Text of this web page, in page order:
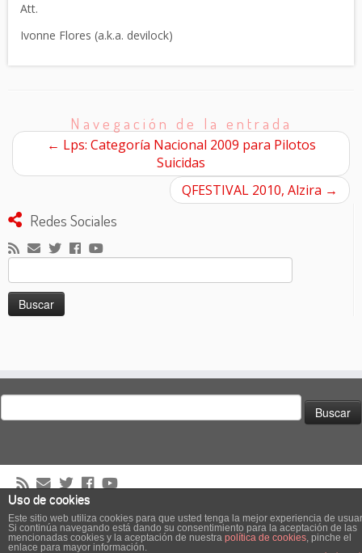
Att.
Ivonne Flores (a.k.a. devilock)
Navegación de la entrada
← Lps: Categoría Nacional 2009 para Pilotos
Suicidas
QFESTIVAL 2010, Alzira →
Redes Sociales
Buscar:
·© 2026
Diseñado con elTema Customizr·
Uso de cookies
Este sitio web utiliza cookies para que usted tenga la mejor experiencia de
Si continúa navegando está dando su consentimiento para la aceptación de las
mencionadas cookies y la aceptación de nuestra política de cookies, pinche el
enlace para mayor información.